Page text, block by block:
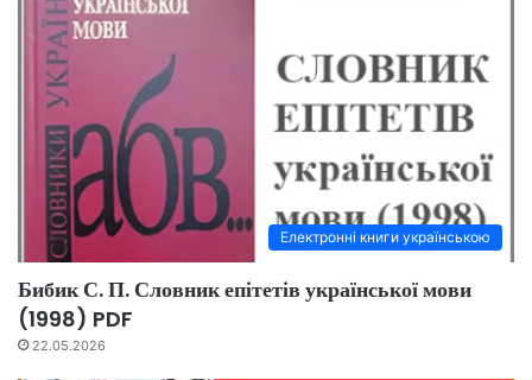
Електронні книги українською
Бибик С. П. Словник епітетів української мови
(1998) PDF
22.05.2026